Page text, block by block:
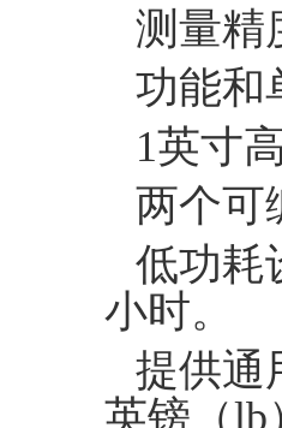
测量精
功能和
1英寸
两个可
低功耗
小时。
提供通
英镑（lb